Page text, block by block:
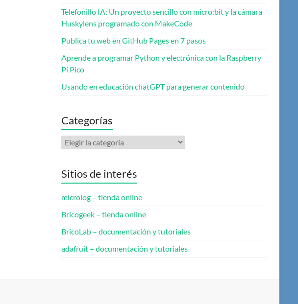
Telefonillo IA: Un proyecto sencillo con micro:bit y la cámara
Huskylens programado con MakeCode
Publica tu web en GitHub Pages en 7 pasos
Aprende a programar Python y electrónica con la Raspberry
Pi Pico
Usando en educación chatGPT para generar contenido
Categorías
Categorías
Sitios de interés
microlog – tienda online
Bricogeek – tienda online
BricoLab – documentación y tutoriales
adafruit – documentación y tutoriales